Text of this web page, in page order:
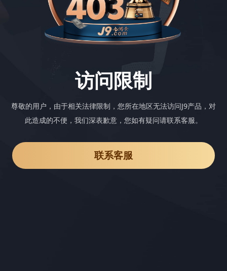
访问限制
尊敬的用户，由于相关法律限制，您所在地区无法访问J9产品，对
此造成的不便，我们深表歉意，您如有疑问请联系客服。
联系客服